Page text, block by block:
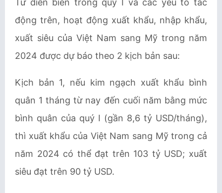
Từ diễn biến trong quý I và các yếu tố tác
động trên, hoạt động xuất khẩu, nhập khẩu,
xuất siêu của Việt Nam sang Mỹ trong năm
2024 được dự báo theo 2 kịch bản sau:
Kịch bản 1, nếu kim ngạch xuất khẩu bình
quân 1 tháng từ nay đến cuối năm bằng mức
bình quân của quý I (gần 8,6 tỷ USD/tháng),
thì xuất khẩu của Việt Nam sang Mỹ trong cả
năm 2024 có thể đạt trên 103 tỷ USD; xuất
siêu đạt trên 90 tỷ USD.